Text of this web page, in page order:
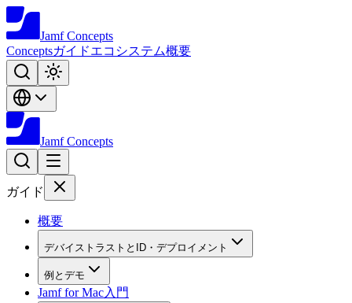
Jamf Concepts
Conceptsガイドエコシステム概要
Jamf Concepts
ガイド
概要
デバイストラストとID・デプロイメント
例とデモ
Jamf for Mac入門